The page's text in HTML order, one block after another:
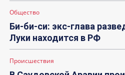
Общество
Би-би-си: экс-глава
Луки находится в РФ
Происшествия